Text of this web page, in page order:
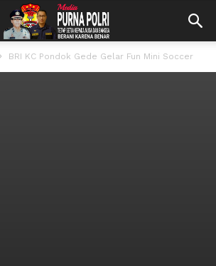
BRI KC Pondok Gede Gelar Fun Mini Soccer